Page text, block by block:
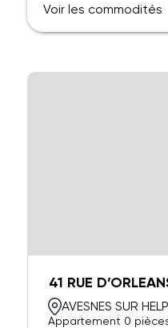
Voir les commodités
41 RUE
AVESNES SUR
Appartement 0